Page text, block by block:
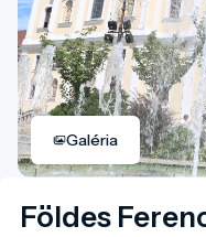
Galéria
Földes